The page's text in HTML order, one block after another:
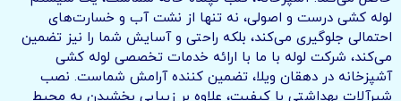
لوله کشی درست و اصولی، نه تنها از نشت آب و خسارت‌های
احتمالی جلوگیری می‌کند، بلکه راحتی و آسایش شما را نیز تضمین
می‌کند، شرکت لوله با ما با ارائه خدمات تخصصی لوله کشی
آشپزخانه در دهقان ویلا، تضمین کننده آرامش شماست. نصب
شیرآلات بهداشتی با کیفیت، علاوه بر زیبایی بخشیدن به محیط